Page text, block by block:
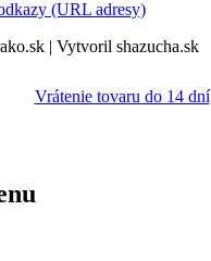
(URL adresy)
| Vytvoril shazucha.sk
Vrátenie tovaru do 14 dní